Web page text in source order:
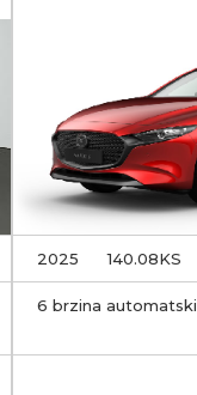
2025 140.08KS
6 brzina